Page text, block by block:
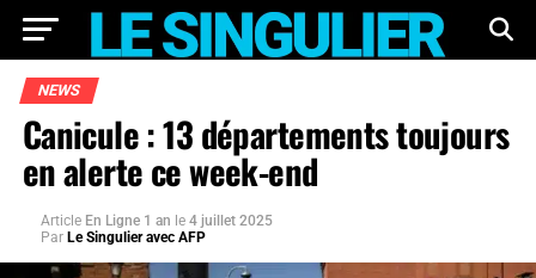
NEWS
Canicule : 13 départements toujours
en alerte ce week-end
Article En Ligne 1 an le 4 juillet 2025
Par Le Singulier avec AFP